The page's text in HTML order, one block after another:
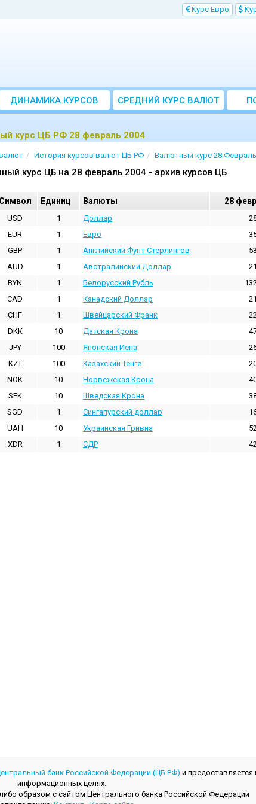
Kурс Евро
ДИНАМИКА КУРСОВ
CРЕДНИЙ КУРС ВАЛЮТ
ЗА МЕСЯЦ
курс ЦБ РФ 28 февраль 2004
История курсов валют ЦБ РФ Валютный курс 28
курс ЦБ на 28 февраль 2004 - архив курсов ЦБ
Cимвол Единиц Валюты 28
USD 1 Доллар
EUR
1 Евро
GBP
1 Английский Фунт Стерлингов
AUD
1 Австралийский Доллар
BYN
1 Белорусский Рубль
CAD
1 Канадский Доллар
CHF
1 Швейцарский Франк
DKK
10 Датская Крона
JPY
100 Японская Иена
KZT
100 Казахский Тенге
NOK
10 Норвежская Крона
SEK
10 Шведская Крона
SGD
1 Сингапурский доллар
UAH
10 Украинская Гривна
XDR
1 СДР
банк Российской Федерации (ЦБ РФ) и
информационных целях.
образом с сайтом Центрального банкa Российской Федерации